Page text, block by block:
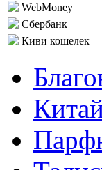
WebMoney
Сбербанк
Киви кошелек